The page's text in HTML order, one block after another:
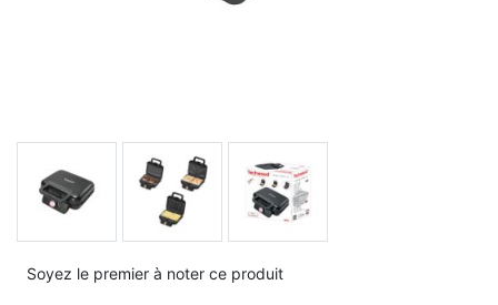
Soyez le premier à noter ce produit